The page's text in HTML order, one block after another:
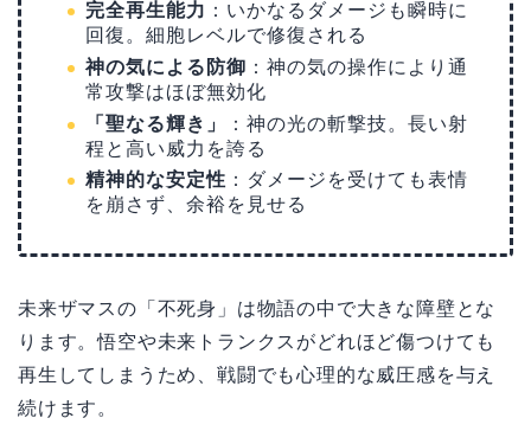
完全再生能力 ：いかなるダメージも瞬時に
回復。細胞レベルで修復される
神の気による防御 ：神の気の操作により通
常攻撃はほぼ無効化
「聖なる輝き」
：神の光の斬撃技。長い射
程と高い威力を誇る
精神的な安定性 ：ダメージを受けても表情
を崩さず、余裕を見せる
未来ザマスの「不死身」は物語の中で大きな障壁とな
ります。悟空や未来トランクスがどれほど傷つけても
再生してしまうため、戦闘でも心理的な威圧感を与え
続けます。